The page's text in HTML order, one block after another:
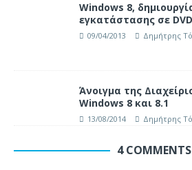
Windows 8,
εγκατάστασης σε
09/04/2013 Δημήτρης
Άνοιγμα της
Windows 8 και 8.1
13/08/2014 Δημήτρης
4 COMMENTS